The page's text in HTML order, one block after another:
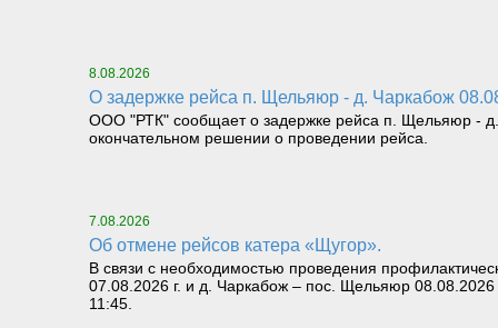
8.08.2026
О задержке рейса п. Щельяюр - д. Чаркабож
ООО "РТК" сообщает о задержке рейса п. Щельяюр - д.
окончательном решении о проведении рейса.
7.08.2026
Об отмене рейсов катера «Щугор».
В связи с необходимостью проведения
07.08.2026 г. и д. Чаркабож – пос. Щельяюр
11:45.